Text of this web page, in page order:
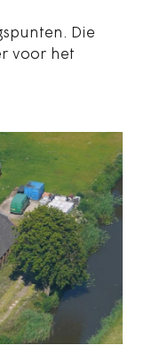
Die
voor het